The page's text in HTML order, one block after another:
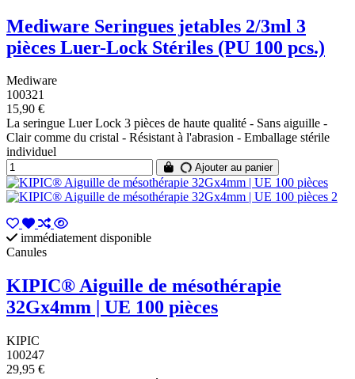
Mediware Seringues jetables 2/3ml 3
pièces Luer-Lock Stériles (PU 100 pcs.)
Mediware
100321
15,90 €
La seringue Luer Lock 3 pièces de haute qualité - Sans aiguille -
Clair comme du cristal - Résistant à l'abrasion - Emballage stérile
individuel
Ajouter au panier
immédiatement disponible
Canules
KIPIC® Aiguille de mésothérapie
32Gx4mm | UE 100 pièces
KIPIC
100247
29,95 €